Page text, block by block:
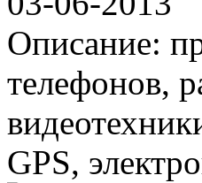
Описание:
телефонов,
GPS,